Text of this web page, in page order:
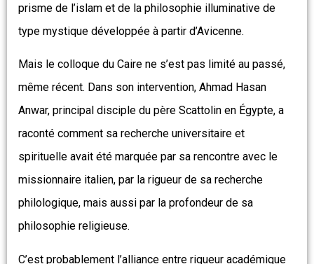
prisme de l’islam et de la philosophie illuminative de
type mystique développée à partir d’Avicenne.
Mais le colloque du Caire ne s’est pas limité au passé,
même récent. Dans son intervention, Ahmad Hasan
Anwar, principal disciple du père Scattolin en Égypte, a
raconté comment sa recherche universitaire et
spirituelle avait été marquée par sa rencontre avec le
missionnaire italien, par la rigueur de sa recherche
philologique, mais aussi par la profondeur de sa
philosophie religieuse.
C’est probablement l’alliance entre rigueur académique